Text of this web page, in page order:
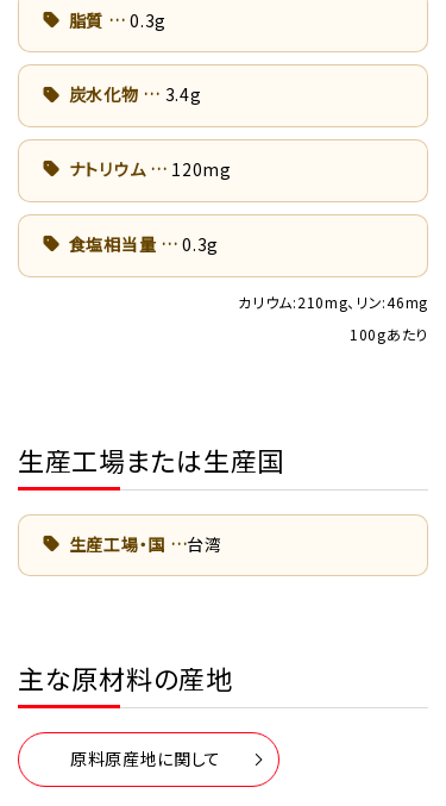
脂質 0.3g
炭水化物 3.4g
ナトリウム 120mg
食塩相当量 0.3g
カリウム:210mg、リン:46mg
100gあたり
生産工場または生産国
生産工場・国 台湾
主な原材料の産地
原料原産地に関して